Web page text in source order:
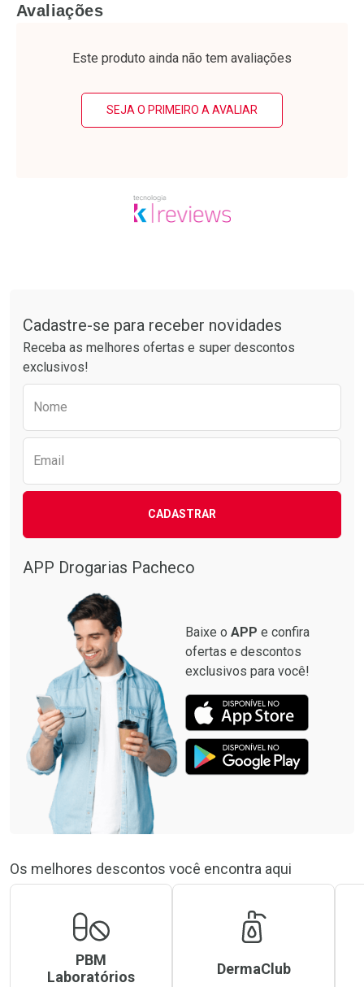
Laboratório
Por R$ 61,55/cada
Por Menos Laboratório
Por R$ 52,64/cada
Por Menos
Avaliações
Este produto ainda não tem avaliações
SEJA O PRIMEIRO A AVALIAR
Cadastre-se para receber novidades
Receba as melhores ofertas e super descontos
exclusivos!
Nome
Email
CADASTRAR
APP Drogarias Pacheco
Baixe o APP e confira
ofertas e descontos
exclusivos para você!
Os melhores descontos você encontra aqui
PBM
Laboratórios
DermaClub